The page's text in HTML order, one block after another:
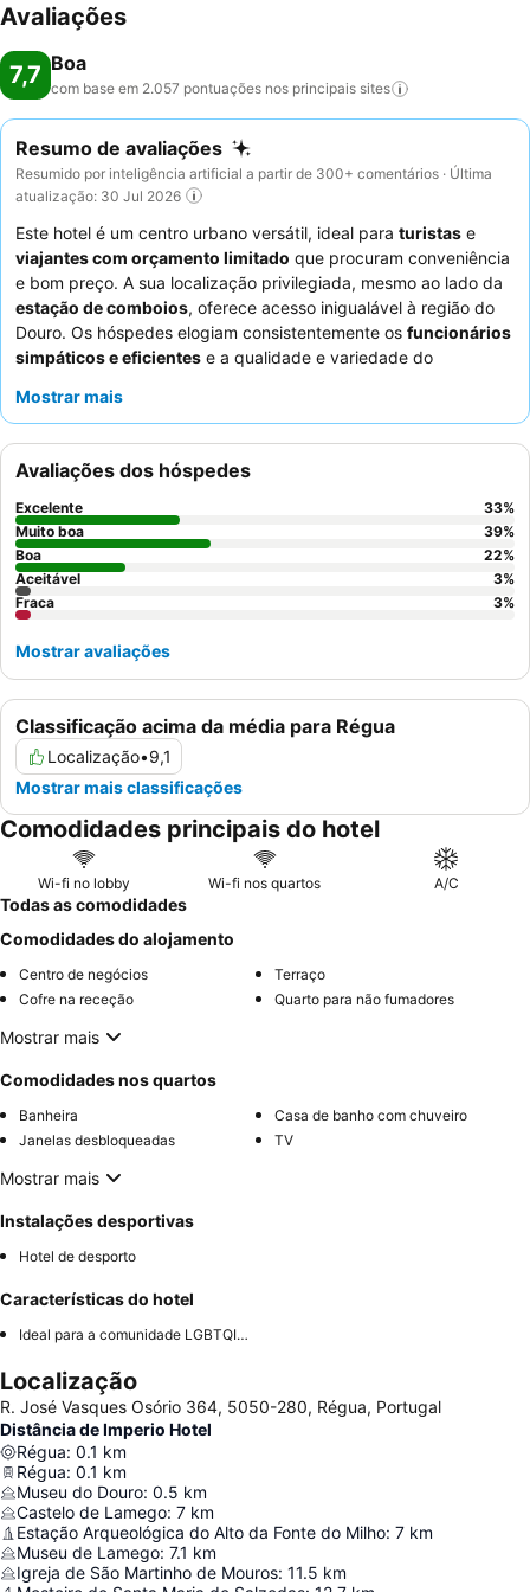
Avaliações
7,7 Boa
com base em 2.057 pontuações nos principais sites
Resumo de avaliações
Resumido por inteligência artificial a partir de 300+ comentários · Última
atualização: 30 Jul 2026
Este hotel é um centro urbano versátil, ideal para turistas e
viajantes com orçamento limitado que procuram conveniência
e bom preço. A sua localização privilegiada, mesmo ao lado da
estação de comboios, oferece acesso inigualável à região do
Douro. Os hóspedes elogiam consistentemente os funcionários
simpáticos e eficientes e a qualidade e variedade do
hóspedes devem solicitar um quarto longe da estrada principal.
Mostrar mais
Classificação acima da média para Régua
Localização•9,1
Mostrar mais classificações
Avaliações dos hóspedes
Excelente 33%
Muito boa
39%
Boa
22%
Aceitável
3%
Fraca
3%
Mostrar avaliações
Comodidades principais do hotel
Wi-fi no lobby Wi-fi nos quartos A/C
Todas as comodidades
Comodidades do alojamento
Centro de negócios
Terraço
Cofre na receção
Quarto para não fumadores
Mostrar mais
Comodidades nos quartos
Banheira
Casa de banho com chuveiro
Janelas desbloqueadas
TV
Mostrar mais
Instalações desportivas
Hotel de desporto
Características do hotel
Ideal para a comunidade LGBTQIA+
Localização
R. José Vasques Osório 364, 5050-280, Régua, Portugal
Distância de Imperio Hotel
Régua: 0.1 km
Régua: 0.1 km
Museu do Douro: 0.5 km
Castelo de Lamego: 7 km
Estação Arqueológica do Alto da Fonte do Milho: 7 km
Museu de Lamego: 7.1 km
Igreja de São Martinho de Mouros: 11.5 km